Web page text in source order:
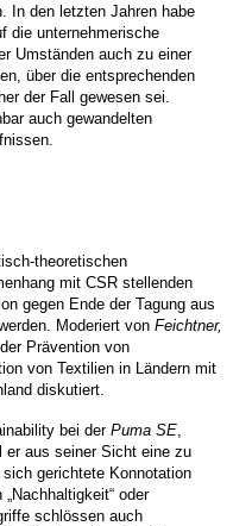
In den letzten Jahren habe
die unternehmerische
Umständen auch zu einer
über die entsprechenden
der Fall gewesen sei.
auch gewandelten
theoretischen
mit CSR stellenden
gegen Ende der Tagung aus
Moderiert von Feichtner,
Prävention von
von Textilien in Ländern mit
diskutiert.
bei der Puma SE
er aus seiner Sicht eine zu
gerichtete Konnotation
oder
schlössen auch